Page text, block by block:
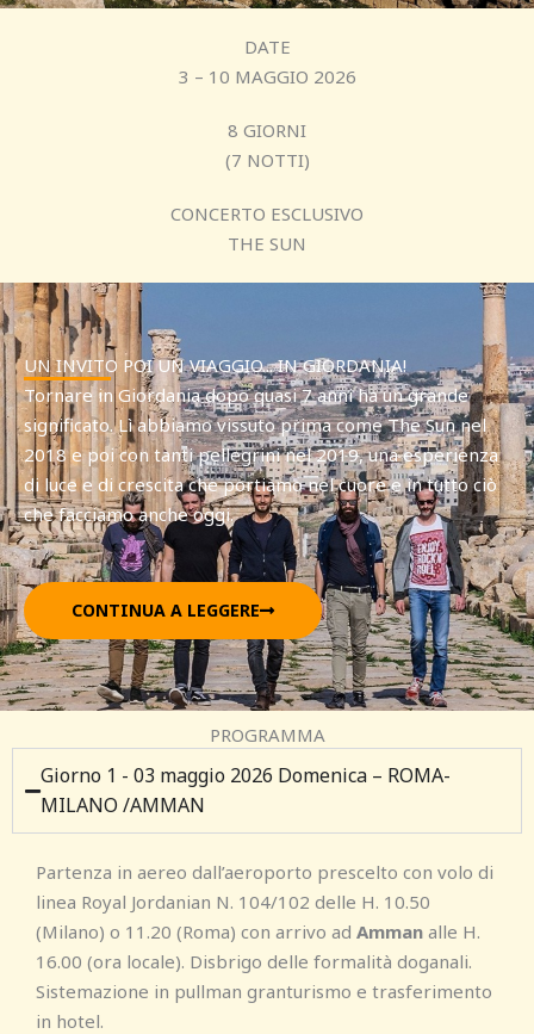
DATE
3 – 10 MAGGIO 2026
8 GIORNI
(7 NOTTI)
CONCERTO ESCLUSIVO
THE SUN
UN INVITO POI UN VIAGGIO... IN GIORDANIA!
Tornare in Giordania dopo quasi 7 anni ha un grande
significato. Lì abbiamo vissuto prima come The Sun nel
2018 e poi con tanti pellegrini nel 2019, una esperienza
di luce e di crescita che portiamo nel cuore e in tutto ciò
che facciamo anche oggi.
CONTINUA A LEGGERE
PROGRAMMA
Giorno 1 - 03 maggio 2026 Domenica – ROMA-
MILANO /AMMAN
Partenza in aereo dall’aeroporto prescelto con volo di
linea Royal Jordanian N. 104/102 delle H. 10.50
(Milano) o 11.20 (Roma) con arrivo ad Amman alle H.
16.00 (ora locale). Disbrigo delle formalità doganali.
Sistemazione in pullman granturismo e trasferimento
in hotel.